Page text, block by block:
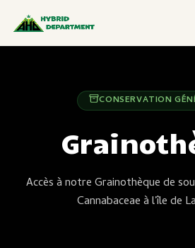
CONSERVATION
Accès à notre Grainothèque de
Cannabaceae à l'île de